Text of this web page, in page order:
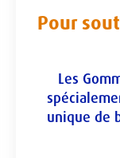
Pour
Les
unique de